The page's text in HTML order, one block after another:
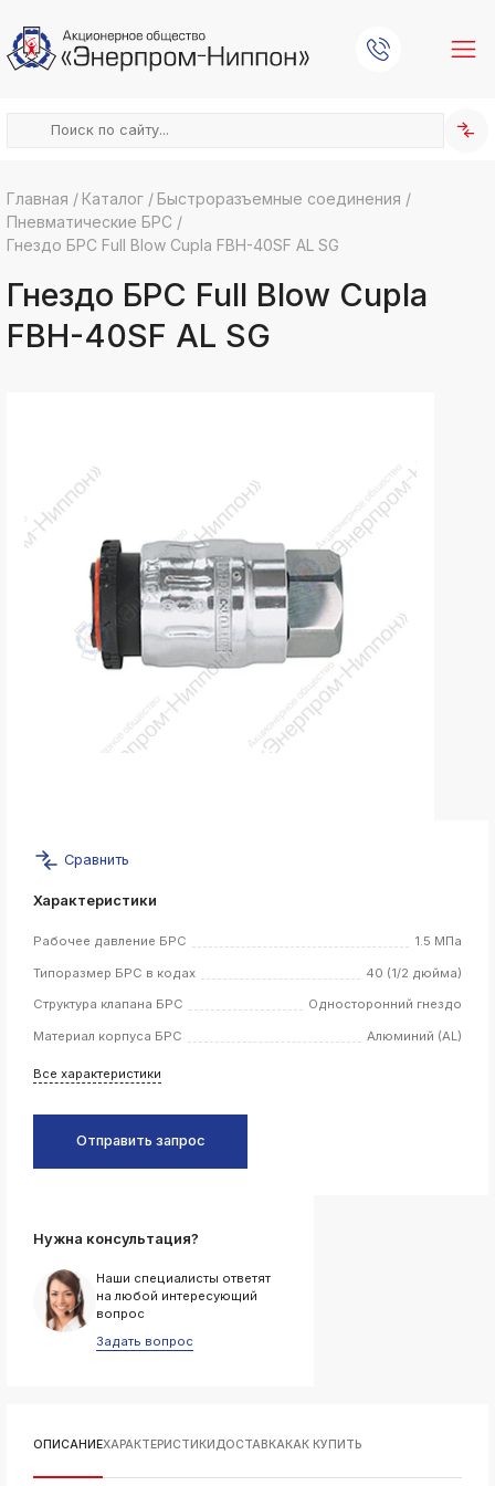
k
ksldkfjsdlfkjsls;ldfkgjsdl;kfkфыва
ksldkfjsdlfkjsls;ldfkgjsdl;kfkфыва
ksldkfjsdlfkjsls;ldfkgjsdl;kfkфыва
ksldkfjsdlfkjsls;ldfkgjsdl;kfkфыва
ksldkfjsdlfkjsls;ldfkgjsdl;kfkфыва
k
ksldkfjsdlfkjsls;ldfkgjsdl;kfkфыва
k
ksldkfjsdlfkjsls;ldfkgjsdl;kfkфыва
k
ksldkfjsdlfkjsls;ldfkgjsdl;kfkфыва
ksldkfjsdlfkjsls;ldfkgjsdl;kfkфыва
k
ksldkfjsdlfkjsls;ldfkgjsdl;kfkфыва
k
ksldkfjsdlfkjsls;ldfkgjsdl;kfkфыва
ksldkfjsdlfkjsls;ldfkgjsdl;kfkфыва
k
ksldkfjsdlfkjsls;ldfkgjsdl;kfkфыва
ksldkfjsdlfkjsls;ldfkgjsdl;kfkфыва
ksldkfjsdlfkjsls;ldfkgjsdl;kfkфыва
k
Главная / Каталог / Быстроразъемные соединения /
Пневматические БРС /
Гнездо БРС Full Blow Cupla FBH-40SF AL SG
Гнездо БРС Full Blow Cupla
FBH-40SF AL SG
Сравнить
Характеристики
Рабочее давление БРС 1.5 МПа
Типоразмер БРС в кодах 40 (1/2 дюйма)
Структура клапана БРС Односторонний гнездо
Материал корпуса БРС Алюминий (AL)
Все характеристики
Отправить запрос
Нужна консультация?
Наши специалисты ответят
на любой интересующий
вопрос
Задать вопрос
ОПИСАНИЕХАРАКТЕРИСТИКИ ДОСТАВКАКАК КУПИТЬ